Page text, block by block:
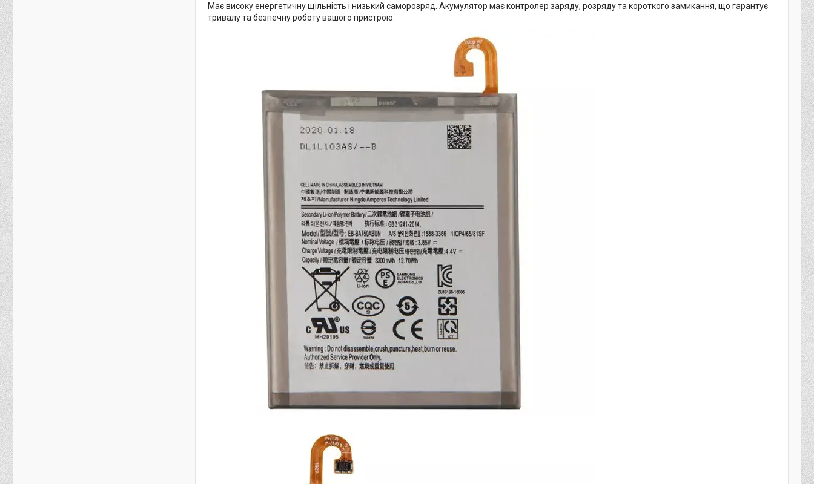
Має високу енергетичну щільність і низький саморозряд. Акумулятор має контролер заряду, розряду та короткого замикання, що гарантує
тривалу та безпечну роботу вашого пристрою.